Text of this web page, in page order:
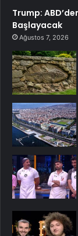
Trump:
Başlayacak
Ağustos 7, 2026